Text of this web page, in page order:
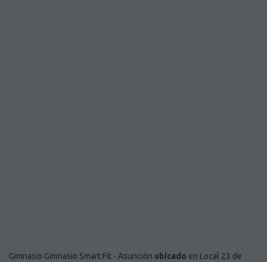
Gimnasio Gimnasio Smart Fit - Asunción ubicado en Local 23 de